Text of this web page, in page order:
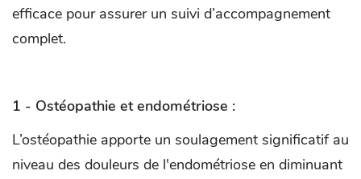
efficace pour assurer un suivi d’accompagnement
complet.
1 - Ostéopathie et endométriose :
L’ostéopathie apporte un soulagement significatif au
niveau des douleurs de l'endométriose en diminuant